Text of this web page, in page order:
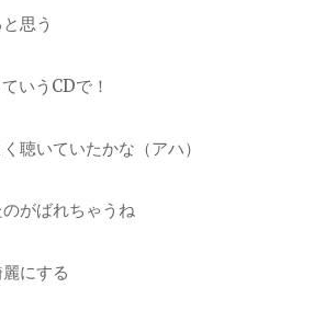
思う
いうCDで！
聴いていたかな（アハ）
がばれちゃうね
にする